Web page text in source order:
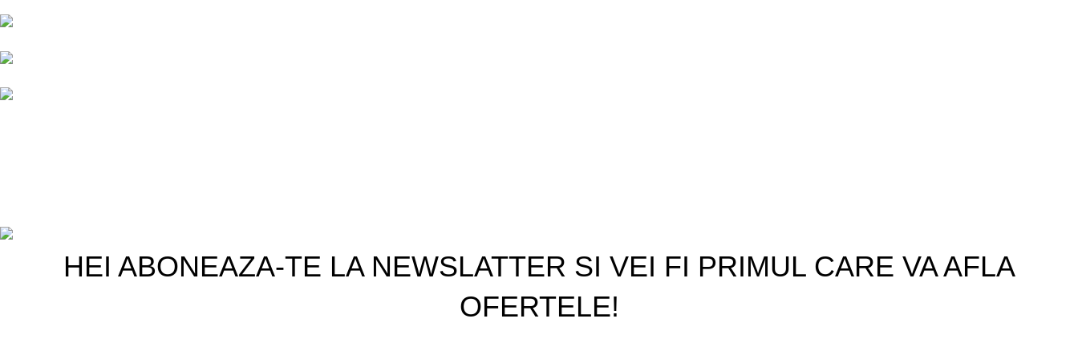
HEI ABONEAZA-TE LA NEWSLATTER SI VEI FI PRIMUL CARE VA AFLA
OFERTELE!